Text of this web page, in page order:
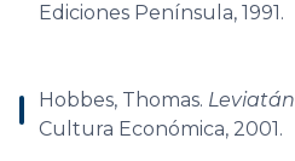
Ediciones Península, 1991.
Hobbes, Thomas. Leviatán
Cultura Económica, 2001.